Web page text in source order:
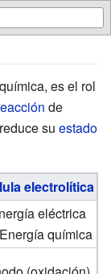
es el rol
de
suestado
electrolítica
eléctrica
química